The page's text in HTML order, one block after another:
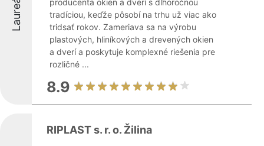
Laureáti
producenta okien a dverí s dlhoročnou
tradíciou, keďže pôsobí na trhu už viac ako
tridsať rokov. Zameriava sa na výrobu
plastových, hliníkových a drevených okien
a dverí a poskytuje komplexné riešenia pre
rozličné ...
8.9
RIPLAST s. r. o. Žilina